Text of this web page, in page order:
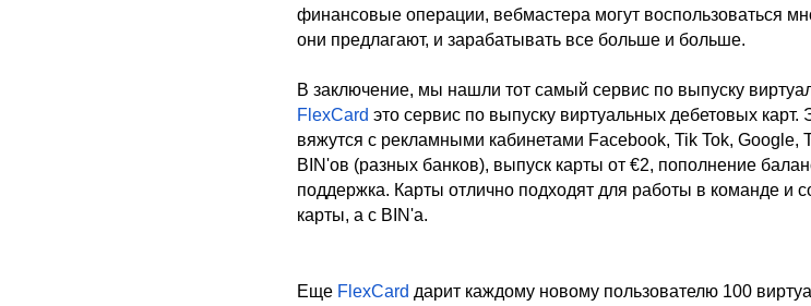
финансовые операции, вебмастера могут воспользоваться
они предлагают, и зарабатывать все больше и больше.
В заключение, мы нашли тот самый сервис по выпуску
FlexCard это сервис по выпуску виртуальных дебетовых
вяжутся с рекламными кабинетами Facebook, Tik Tok, Google,
BIN'ов (разных банков), выпуск карты от €2, пополнение
поддержка. Карты отлично подходят для работы в команде и
карты, а с BIN'а.
Еще FlexCard дарит каждому новому пользователю 100